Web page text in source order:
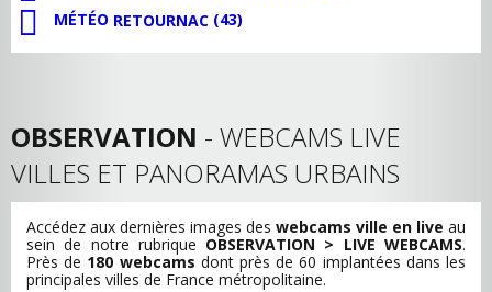
MÉTÉO RETOURNAC (43)
OBSERVATION - WEBCAMS LIVE
VILLES ET PANORAMAS URBAINS
Accédez aux dernières images des webcams ville en live au
sein de notre rubrique OBSERVATION > LIVE WEBCAMS.
Près de 180 webcams dont près de 60 implantées dans les
principales villes de France métropolitaine.